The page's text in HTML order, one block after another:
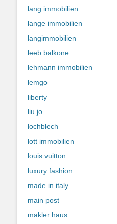
lang immobilien
lange immobilien
langimmobilien
leeb balkone
lehmann immobilien
lemgo
liberty
liu jo
lochblech
lott immobilien
louis vuitton
luxury fashion
made in italy
main post
makler haus